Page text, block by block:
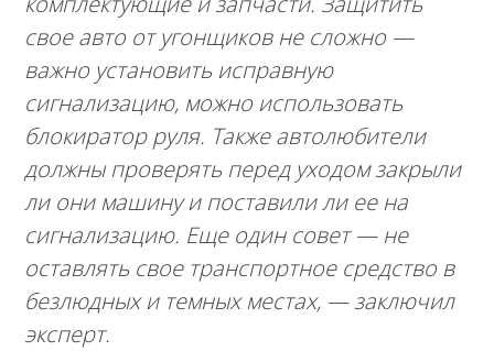
свое авто от угонщиков не сложно —
важно установить исправную
сигнализацию, можно использовать
блокиратор руля. Также автолюбители
должны проверять перед уходом закрыли
ли они машину и поставили ли ее на
сигнализацию. Еще один совет — не
оставлять свое транспортное средство в
безлюдных и темных местах, — заключил
эксперт.